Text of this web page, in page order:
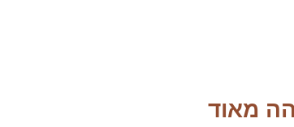
מאוד